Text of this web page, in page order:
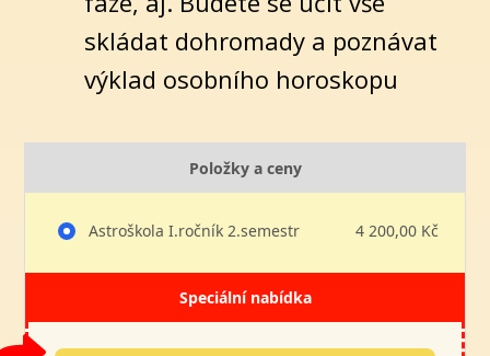
skládat dohromady a poznávat
výklad osobního horoskopu
Položky a ceny
Astroškola I.ročník 2.semestr 4 200,00 Kč
Speciální nabídka